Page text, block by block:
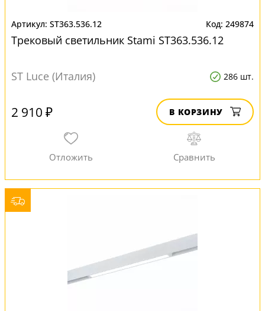
ST363.536.12 249874
Трековый светильник Stami ST363.536.12
ST Luce (Италия) 286 шт.
2 910 ₽ В КОРЗИНУ